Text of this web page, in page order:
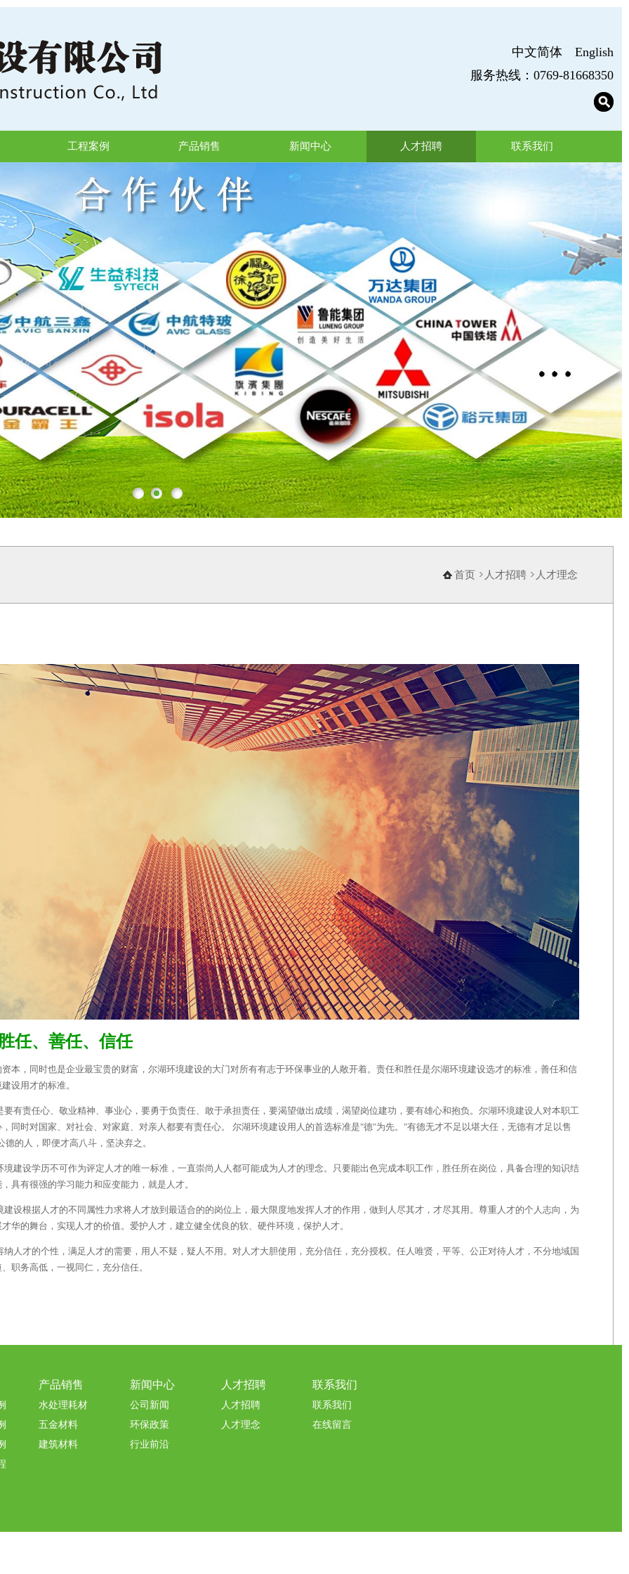
中文简体
English
服务热线：0769-81668350
工程案例 产品销售 新闻中心 人才招聘 联系我们
首页 人才招聘 人才理念
任、善任、信任
本，同时也是企业最宝贵的财富，尔湖环境建设的大门对所有有志于环保事业的人敞开着。责任和胜任是尔湖环境建设选才的标准，善任和信
设用才的标准。
要有责任心、敬业精神、事业心，要勇于负责任、敢于承担责任，要渴望做出成绩，渴望岗位建功，要有雄心和抱负。尔湖环境建设人对本职工
同时对国家、对社会、对家庭、对亲人都要有责任心。
尔湖环境建设用人的首选标准是"德"为先。 "有德无才不足以堪大任，无德有才足以售
德的人，即便才高八斗，坚决弃之。
境建设学历不可作为评定人才的唯一标准，一直崇尚人人都可能成为人才的理念。只要能出色完成本职工作，胜任所在岗位，具备合理的知识结
具有很强的学习能力和应变能力，就是人才。
建设根据人才的不同属性力求将人才放到最适合的的岗位上，最大限度地发挥人才的作用，做到人尽其才，才尽其用。尊重人才的个人志向，为
华的舞台，实现人才的价值。爱护人才，建立健全优良的软、硬件环境，保护人才。
纳人才的个性，满足人才的需要，用人不疑，疑人不用。对人才大胆使用，充分信任，充分授权。任人唯贤，平等、公正对待人才，不分地域国
职务高低，一视同仁，充分信任。
产品销售
水处理耗材
五金材料
建筑材料
新闻中心
公司新闻
环保政策
行业前沿
人才招聘
人才招聘
人才理念
联系我们
联系我们
在线留言